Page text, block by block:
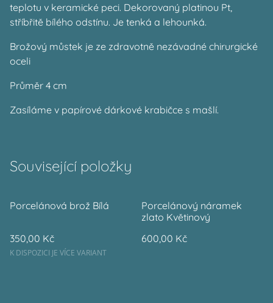
teplotu v keramické peci. Dekorovaný platinou Pt,
stříbřitě bílého odstínu. Je tenká a lehounká.
Brožový můstek je ze zdravotně nezávadné chirurgické
oceli
Průměr 4 cm
Zasíláme v papírové dárkové krabičce s mašlí.
Související položky
Porcelánová brož Bílá
350,00 Kč
K DISPOZICI JE VÍCE VARIANT
Porcelánový náramek
zlato Květinový
600,00 Kč